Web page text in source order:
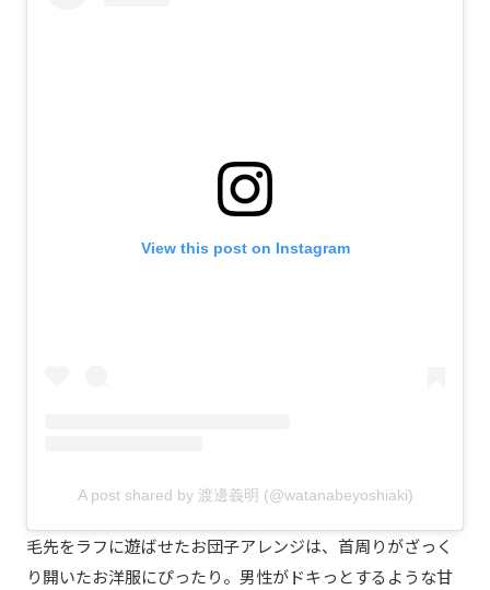
View this post on Instagram
A post shared by 渡邊義明 (@watanabeyoshiaki)
毛先をラフに遊ばせたお団子アレンジは、首周りがざっく
り開いたお洋服にぴったり。男性がドキっとするような甘